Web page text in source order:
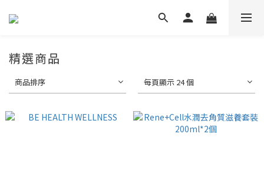
精選商品
商品排序 每頁顯示 24 個